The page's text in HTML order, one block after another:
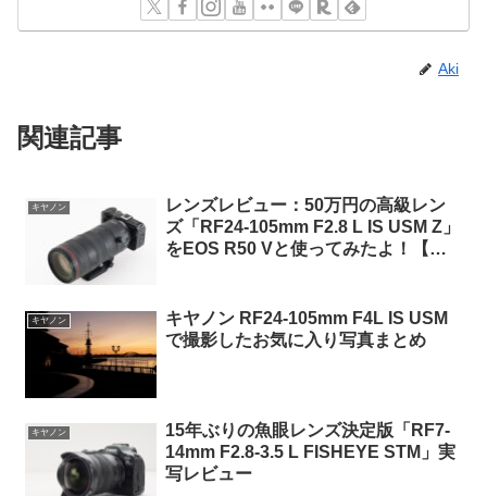
Aki
関連記事
キヤノン
レンズレビュー：50万円の高級レン
ズ「RF24-105mm F2.8 L IS USM Z」
をEOS R50 Vと使ってみたよ！【作
キヤノン
キヤノン RF24-105mm F4L IS USM
で撮影したお気に入り写真まとめ
キヤノン
15年ぶりの魚眼レンズ決定版「RF7-
14mm F2.8-3.5 L FISHEYE STM」実
写レビュー